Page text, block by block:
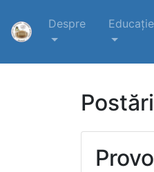
Despre Educație
Postări